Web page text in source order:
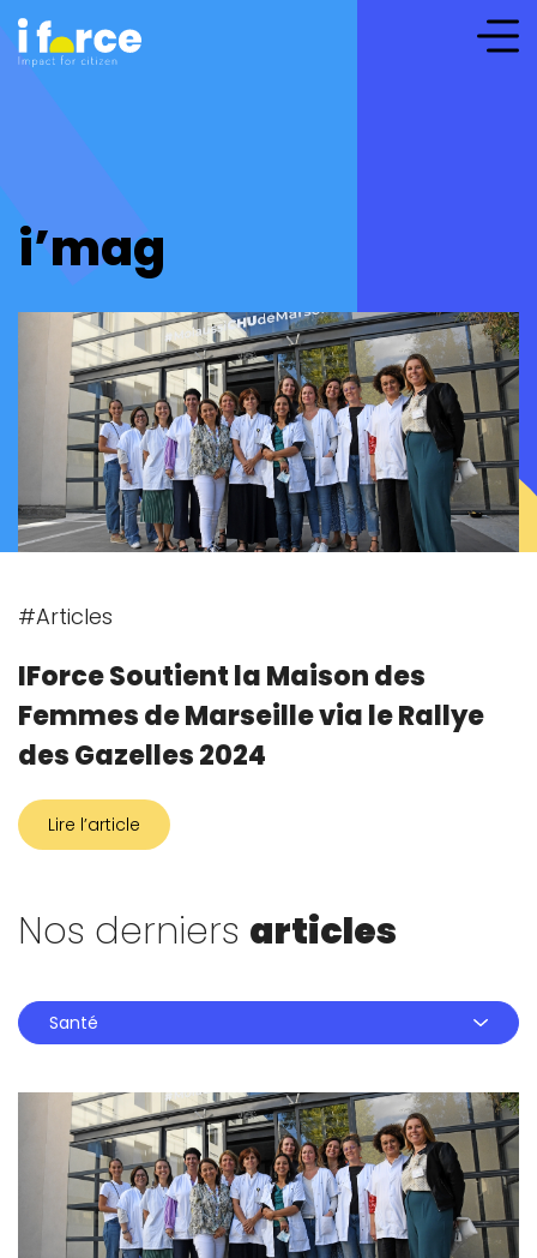
i’mag
#Articles
IForce Soutient la Maison des
Femmes de Marseille via le Rallye
des Gazelles 2024
Lire l’article
Nos derniers articles
Santé
Nos valeurs